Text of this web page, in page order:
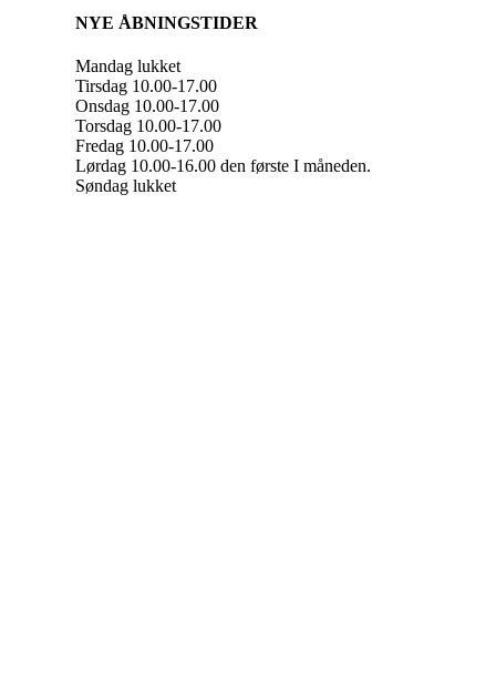
NYE ÅBNINGSTIDER
Mandag lukket
Tirsdag 10.00-17.00
Onsdag 10.00-17.00
Torsdag 10.00-17.00
Fredag 10.00-17.00
Lørdag 10.00-16.00 den første I måneden.
Søndag lukket